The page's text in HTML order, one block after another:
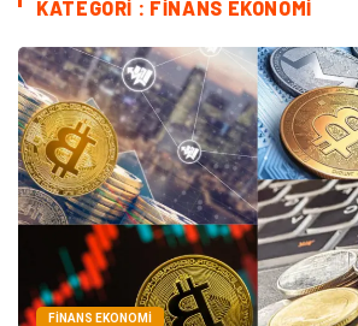
KATEGORI : FINANS EKONOMI
FINANS EKONOMI